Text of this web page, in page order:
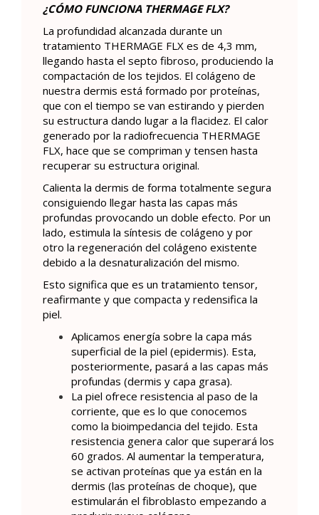
¿CÓMO FUNCIONA THERMAGE FLX?
La profundidad alcanzada durante un
tratamiento THERMAGE FLX es de 4,3 mm,
llegando hasta el septo fibroso, produciendo la
compactación de los tejidos. El colágeno de
nuestra dermis está formado por proteínas,
que con el tiempo se van estirando y pierden
su estructura dando lugar a la flacidez. El calor
generado por la radiofrecuencia THERMAGE
FLX, hace que se compriman y tensen hasta
recuperar su estructura original.
Calienta la dermis de forma totalmente segura
consiguiendo llegar hasta las capas más
profundas provocando un doble efecto. Por un
lado, estimula la síntesis de colágeno y por
otro la regeneración del colágeno existente
debido a la desnaturalización del mismo.
Esto significa que es un tratamiento tensor,
reafirmante y que compacta y redensifica la
piel.
Aplicamos energía sobre la capa más
superficial de la piel (epidermis). Esta,
posteriormente, pasará a las capas más
profundas (dermis y capa grasa).
La piel ofrece resistencia al paso de la
corriente, que es lo que conocemos
como la bioimpedancia del tejido. Esta
resistencia genera calor que superará los
60 grados. Al aumentar la temperatura,
se activan proteínas que ya están en la
dermis (las proteínas de choque), que
estimularán el fibroblasto empezando a